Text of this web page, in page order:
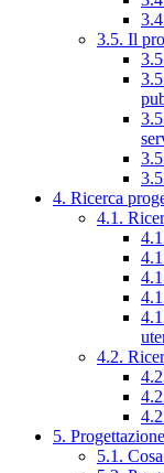
3.5. Il
4. Ricerca
4.1.
4.2.
5.
5.1.